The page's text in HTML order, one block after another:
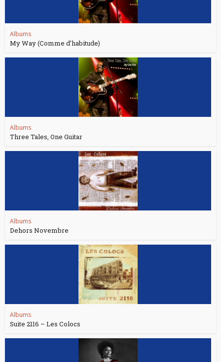
Albums
My Way (Comme d’habitude)
Albums
Three Tales, One Guitar
Albums
Dehors Novembre
Albums
Suite 2116 – Les Colocs